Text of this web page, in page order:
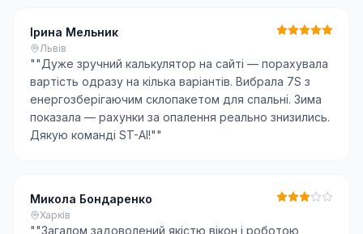
Ірина Мельник
Львів
""Дуже зручний калькулятор на сайті — порахувала
вартість одразу на кілька варіантів. Вибрала 7S з
енергозберігаючим склопакетом для спальні. Зима
показала — рахунки за опалення реально знизились.
Дякую команді ST-AI!""
Микола Бондаренко
Харків
""Загалом задоволений якістю вікон і роботою